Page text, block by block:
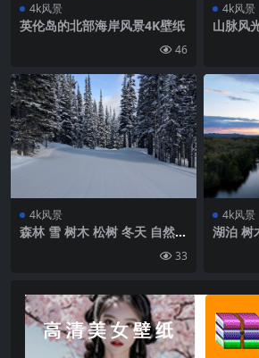
4k风景
英伦岛的北部海岸风景4K壁纸
46
4k风景
山脉风
4k风景
森林 雪 树木 松树 冬天 自然壁
33
4k风景
湖泊 树